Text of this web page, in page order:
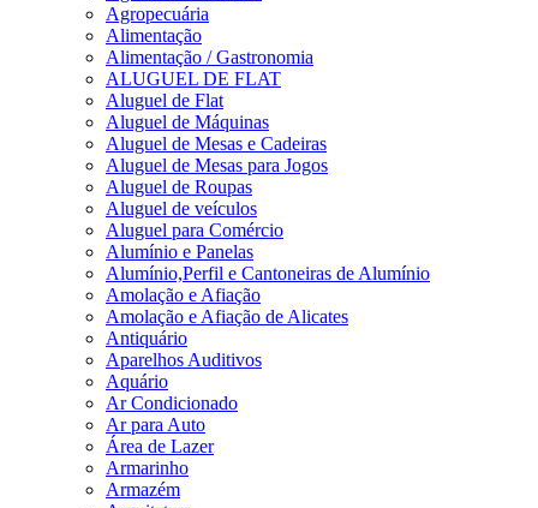
Agropecuária
Alimentação
Alimentação / Gastronomia
ALUGUEL DE FLAT
Aluguel de Flat
Aluguel de Máquinas
Aluguel de Mesas e Cadeiras
Aluguel de Mesas para Jogos
Aluguel de Roupas
Aluguel de veículos
Aluguel para Comércio
Alumínio e Panelas
Alumínio,Perfil e Cantoneiras de Alumínio
Amolação e Afiação
Amolação e Afiação de Alicates
Antiquário
Aparelhos Auditivos
Aquário
Ar Condicionado
Ar para Auto
Área de Lazer
Armarinho
Armazém